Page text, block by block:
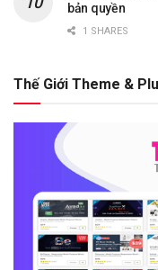
bản quyền
1 SHARES
Thế Giới Theme &